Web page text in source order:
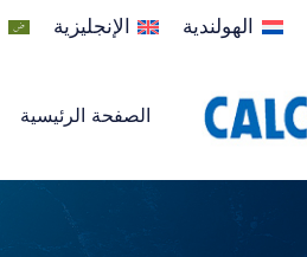
الهولندية الإنجليزية
الصفحة الرئيسية